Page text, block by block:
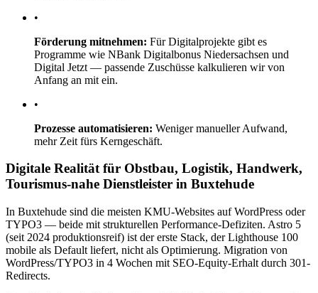
•
Förderung mitnehmen: Für Digitalprojekte gibt es
Programme wie NBank Digitalbonus Niedersachsen und
Digital Jetzt — passende Zuschüsse kalkulieren wir von
Anfang an mit ein.
•
Prozesse automatisieren: Weniger manueller Aufwand,
mehr Zeit fürs Kerngeschäft.
Digitale Realität für Obstbau, Logistik, Handwerk,
Tourismus-nahe Dienstleister in Buxtehude
In Buxtehude sind die meisten KMU-Websites auf WordPress oder
TYPO3 — beide mit strukturellen Performance-Defiziten. Astro 5
(seit 2024 produktionsreif) ist der erste Stack, der Lighthouse 100
mobile als Default liefert, nicht als Optimierung. Migration von
WordPress/TYPO3 in 4 Wochen mit SEO-Equity-Erhalt durch 301-
Redirects.